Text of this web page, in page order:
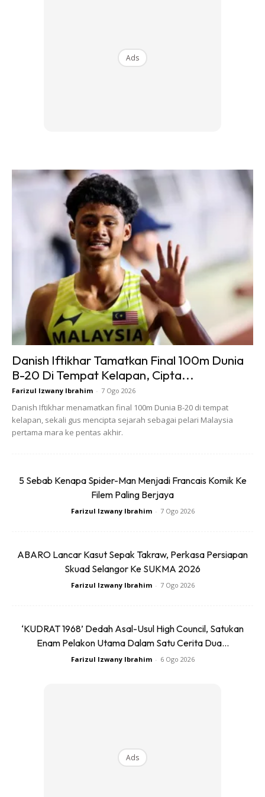
Ramai pembeli terlalu fokus kepada reka bentuk sehingga
terlupa tentang hayat bateri.
Bagi pelari yang hanya melakukan larian santai beberapa
kali seminggu, bateri yang bertahan tiga hingga lima hari
mungkin sudah mencukupi.
Namun bagi mereka yang menjalani latihan maraton, ultra
trail atau aktiviti luar yang panjang, hayat bateri menjadi
faktor kritikal.
Sebagai contoh, sesetengah model premium mampu
bertahan sehingga lebih 30 jam dalam mod GPS penuh,
dalam mod penjimatan kuasa.
Ads
berada di kilometer ke-35 maraton atau ketika mendaki
gunung.
Ads
Danish Iftikhar Tamatkan Final 100m Dunia
B-20 Di Tempat Kelapan, Cipta...
Farizul Izwany Ibrahim - 7 Ogo 2026
Danish Iftikhar menamatkan final 100m Dunia B-20 di tempat
kelapan, sekali gus mencipta sejarah sebagai pelari Malaysia
pertama mara ke pentas akhir.
5 Sebab Kenapa Spider-Man Menjadi Francais Komik Ke
Filem Paling Berjaya
Farizul Izwany Ibrahim - 7 Ogo 2026
ABARO Lancar Kasut Sepak Takraw, Perkasa Persiapan
Skuad Selangor Ke SUKMA 2026
Farizul Izwany Ibrahim - 7 Ogo 2026
‘KUDRAT 1968’ Dedah Asal-Usul High Council, Satukan
Enam Pelakon Utama Dalam Satu Cerita Dua...
Farizul Izwany Ibrahim - 6 Ogo 2026
Ads